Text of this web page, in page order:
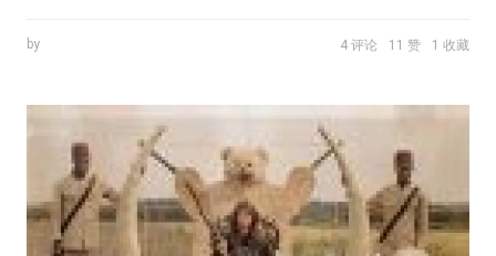
by 4 评论 11 赞 1 收藏